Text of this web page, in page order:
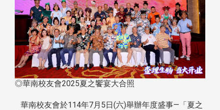
◎華南校友會2025夏之饗宴大合照
華南校友會於114年7月5日(六)舉辦年度盛事—「夏之